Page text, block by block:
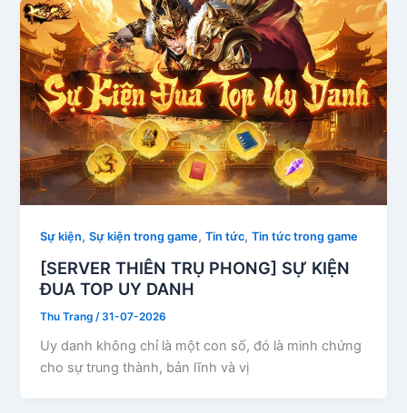
Sự kiện,Sự kiện trong game,Tin tức,Tin tức trong game
[SERVER THIÊN TRỤ PHONG] SỰ KIỆN
ĐUA TOP UY DANH
Thu Trang /31-07-2026
Uy danh không chỉ là một con số, đó là minh chứng
cho sự trung thành, bản lĩnh và vị